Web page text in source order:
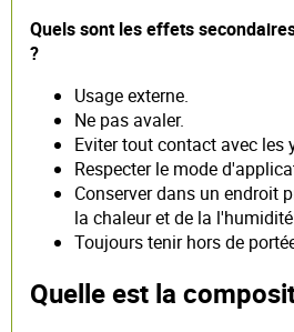
Quels sont les effets
?
Usage externe.
Ne pas avaler.
Eviter tout contact avec les
Respecter le mode
Conserver dans un endroit
la chaleur et de la
Toujours tenir hors de
Quelle est la